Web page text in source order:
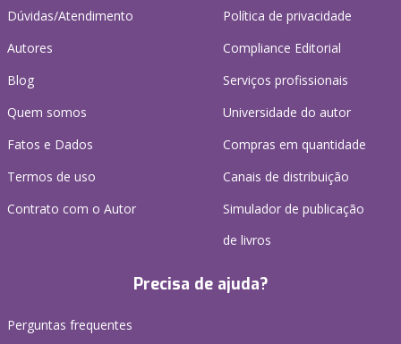
Dúvidas/Atendimento
Autores
Blog
Quem somos
Fatos e Dados
Termos de uso
Contrato com o Autor
Política de privacidade
Compliance Editorial
Serviços profissionais
Universidade do autor
Compras em quantidade
Canais de distribuição
Simulador de publicação
de livros
Precisa de ajuda?
Perguntas frequentes